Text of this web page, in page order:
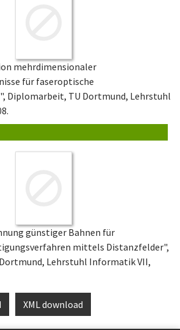
mehrdimensionaler
für faseroptische
Diplomarbeit, TU Dortmund, Lehrstuhl
günstiger Bahnen für
mittels Distanzfelder",
Lehrstuhl Informatik VII,
XML download